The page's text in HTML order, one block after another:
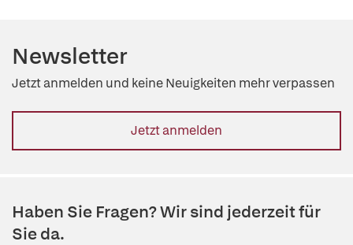
Newsletter
Jetzt anmelden und keine Neuigkeiten mehr verpassen
Jetzt anmelden
Haben Sie Fragen? Wir sind jederzeit für
Sie da.